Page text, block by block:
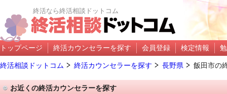
終活なら終活相談ドットコム
トップページ 終活カウンセラーを探す 会員登録 検定情報
終活相談ドットコム 終活カウンセラーを探す 長野県 飯田市の
お近くの終活カウンセラーを探す